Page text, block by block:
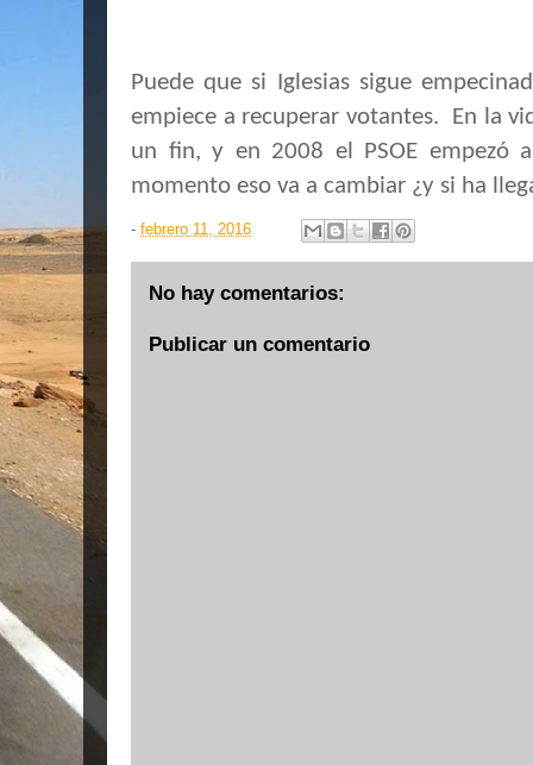
Puede que si Iglesias sigue
empiece a recuperar votantes. En la
un fin, y en 2008 el PSOE empezó
momento eso va a cambiar ¿y si ha
- febrero 11, 2016
No hay comentarios:
Publicar un comentario